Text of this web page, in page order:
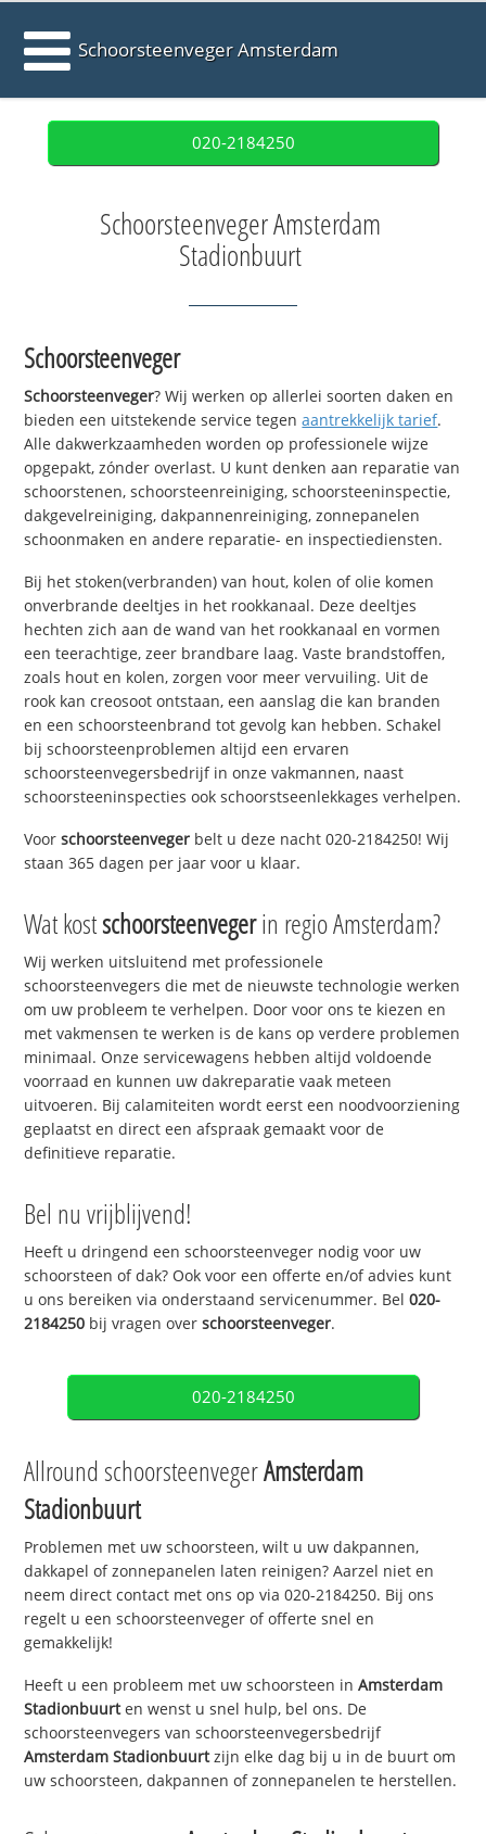
Schoorsteenveger Amsterdam
020-2184250
Schoorsteenveger Amsterdam
Stadionbuurt
Schoorsteenveger
Schoorsteenveger? Wij werken op allerlei soorten daken en
bieden een uitstekende service tegenaantrekkelijk tarief.
Alle dakwerkzaamheden worden op professionele wijze
opgepakt, zónder overlast. U kunt denken aan reparatie van
schoorstenen, schoorsteenreiniging, schoorsteeninspectie,
dakgevelreiniging, dakpannenreiniging, zonnepanelen
schoonmaken en andere reparatie- en inspectiediensten.
Bij het stoken(verbranden) van hout, kolen of olie komen
onverbrande deeltjes in het rookkanaal. Deze deeltjes
hechten zich aan de wand van het rookkanaal en vormen
een teerachtige, zeer brandbare laag. Vaste brandstoffen,
zoals hout en kolen, zorgen voor meer vervuiling. Uit de
rook kan creosoot ontstaan, een aanslag die kan branden
en een schoorsteenbrand tot gevolg kan hebben. Schakel
bij schoorsteenproblemen altijd een ervaren
schoorsteenvegersbedrijf in onze vakmannen, naast
schoorsteeninspecties ook schoorstseenlekkages verhelpen.
Voorschoorsteenveger belt u deze nacht 020-2184250! Wij
staan 365 dagen per jaar voor u klaar.
Wat kostschoorsteenvegerin regio Amsterdam?
Wij werken uitsluitend met professionele
schoorsteenvegers die met de nieuwste technologie werken
om uw probleem te verhelpen. Door voor ons te kiezen en
met vakmensen te werken is de kans op verdere problemen
minimaal. Onze servicewagens hebben altijd voldoende
voorraad en kunnen uw dakreparatie vaak meteen
uitvoeren. Bij calamiteiten wordt eerst een noodvoorziening
geplaatst en direct een afspraak gemaakt voor de
definitieve reparatie.
Bel nu vrijblijvend!
Heeft u dringend een schoorsteenveger nodig voor uw
schoorsteen of dak? Ook voor een offerte en/of advies kunt
u ons bereiken via onderstaand servicenummer. Bel020-
2184250 bij vragen overschoorsteenveger.
020-2184250
Allround schoorsteenvegerAmsterdam
Stadionbuurt
Problemen met uw schoorsteen, wilt u uw dakpannen,
dakkapel of zonnepanelen laten reinigen? Aarzel niet en
neem direct contact met ons op via 020-2184250. Bij ons
regelt u een schoorsteenveger of offerte snel en
gemakkelijk!
Heeft u een probleem met uw schoorsteen inAmsterdam
Stadionbuurten wenst u snel hulp, bel ons. De
schoorsteenvegers van schoorsteenvegersbedrijf
Amsterdam Stadionbuurtzijn elke dag bij u in de buurt om
uw schoorsteen, dakpannen of zonnepanelen te herstellen.